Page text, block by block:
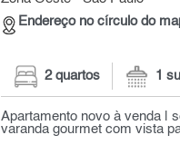
Endereço no círculo do
2 quartos 1
Apartamento novo à venda |
varanda gourmet com vista